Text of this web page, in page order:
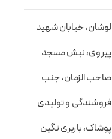
لوشان، خیابان شهید
پیروی، نبش مسجد
صاحب الزمان، جنب
فروشندگی و تولیدی
پوشاک، باربری نگین